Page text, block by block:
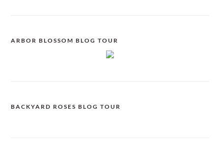
ARBOR BLOSSOM BLOG TOUR
BACKYARD ROSES BLOG TOUR